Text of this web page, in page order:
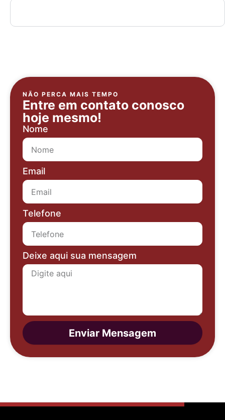
NÃO PERCA MAIS TEMPO
Entre em contato conosco
hoje mesmo!
Nome
Email
Telefone
Deixe aqui sua mensagem
Enviar Mensagem